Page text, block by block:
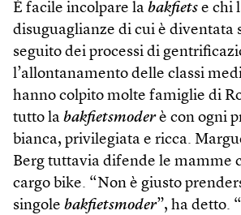
È facile incolpare la bakfiets e chi
disuguaglianze di cui è diventata
seguito dei processi di
l’allontanamento delle classi
hanno colpito molte famiglie di
tutto la bakfietsmoderè con ogni
bianca, privilegiata e ricca.
Berg tuttavia difende le mamme
cargo bike. “Non è giusto
singole bakfietsmoder”, ha detto.